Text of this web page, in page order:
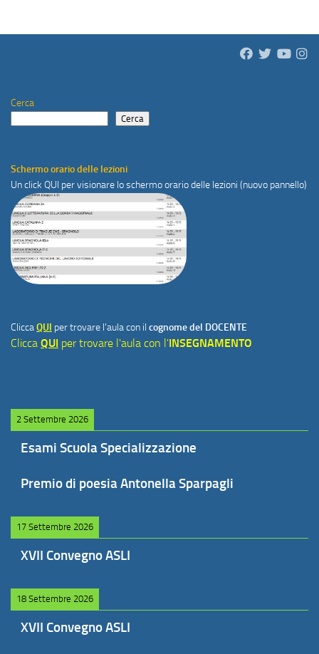
Cerca
Cerca
Schermo orario delle lezioni
Un click QUI per visionare lo schermo orario delle lezioni (nuovo pannello)
CliccaQUI per trovare l'aula con il cognome del DOCENTE
Clicca QUI per trovare l'aula con l'INSEGNAMENTO
2 Settembre 2026
Esami Scuola Specializzazione
Premio di poesia Antonella Sparpagli
17 Settembre 2026
XVII Convegno ASLI
18 Settembre 2026
XVII Convegno ASLI